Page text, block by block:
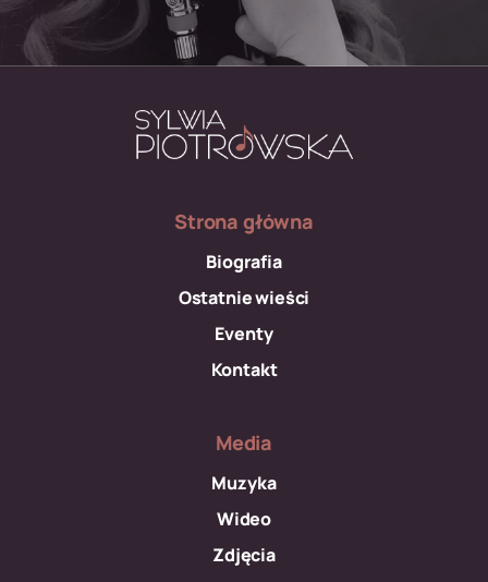
Strona główna
Biografia
Ostatnie wieści
Eventy
Kontakt
Media
Muzyka
Wideo
Zdjęcia